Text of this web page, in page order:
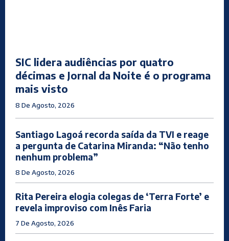
SIC lidera audiências por quatro
décimas e Jornal da Noite é o programa
mais visto
8 De Agosto, 2026
Santiago Lagoá recorda saída da TVI e reage
a pergunta de Catarina Miranda: “Não tenho
nenhum problema”
8 De Agosto, 2026
Rita Pereira elogia colegas de ‘Terra Forte’ e
revela improviso com Inês Faria
7 De Agosto, 2026